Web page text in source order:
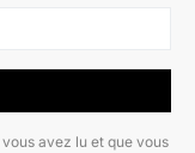
avez lu et que vous